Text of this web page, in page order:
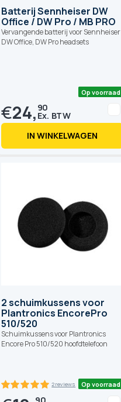
Batterij Sennheiser DW
Office / DW Pro / MB PRO
Vervangende batterij voor Sennheiser
DW Office, DW Pro headsets
€24, 90
IN WINKELWAGEN
2 schuimkussens voor
Plantronics EncorePro
510/520
Schuimkussens voor Plantronics
Encore Pro 510/520 hoofdtelefoon